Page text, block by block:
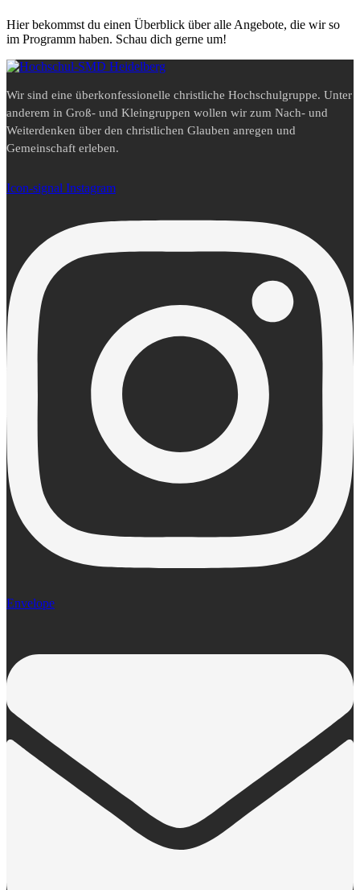
Hier bekommst du einen Überblick über alle Angebote, die wir so
im Programm haben. Schau dich gerne um!
Wir sind eine überkonfessionelle christliche Hochschulgruppe. Unter
anderem in Groß- und Kleingruppen wollen wir zum Nach- und
Weiterdenken über den christlichen Glauben anregen und
Gemeinschaft erleben.
Icon-signal Instagram
Envelope